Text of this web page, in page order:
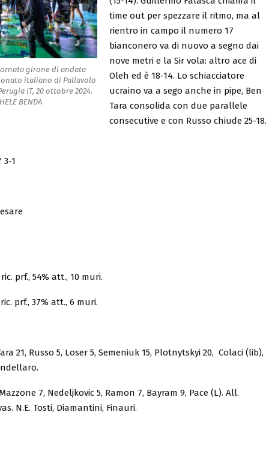
girone di andata
italiano di Pallavolo
IT, 20 ottobre 2024.
BENDA
time out per spezzare il ritmo, ma al
rientro in campo il numero 17
bianconero va di nuovo a segno dai
nove metri e la Sir vola: altro ace di
Oleh ed è 18-14. Lo schiacciatore
ucraino va a sego anche in pipe, Ben
Tara consolida con due parallele
consecutive e con Russo chiude 25-18.
3-1
ric. prf., 54% att., 10 muri.
prf., 37% att., 6 muri.
21, Russo 5, Loser 5, Semeniuk 15, Plotnytskyi 20, Colaci (lib),
7, Nedeljkovic 5, Ramon 7, Bayram 9, Pace (L). All.
N.E. Tosti, Diamantini, Finauri.